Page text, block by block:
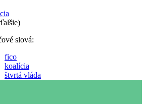
slová:
fico
koalícia
štvrtá vláda